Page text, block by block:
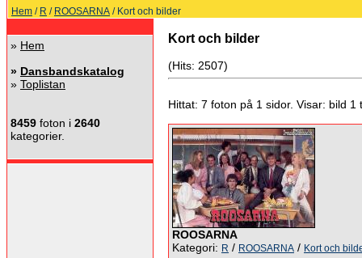
Hem / R / ROOSARNA / Kort och bilder
» Hem
» Dansbandskatalog
» Toplistan
8459 foton i 2640
kategorier.
Kort och bilder
(Hits: 2507)
Hittat: 7 foton på 1 sidor. Visar: bild 1
ROOSARNA
Kategori: R / ROOSARNA / Kort och